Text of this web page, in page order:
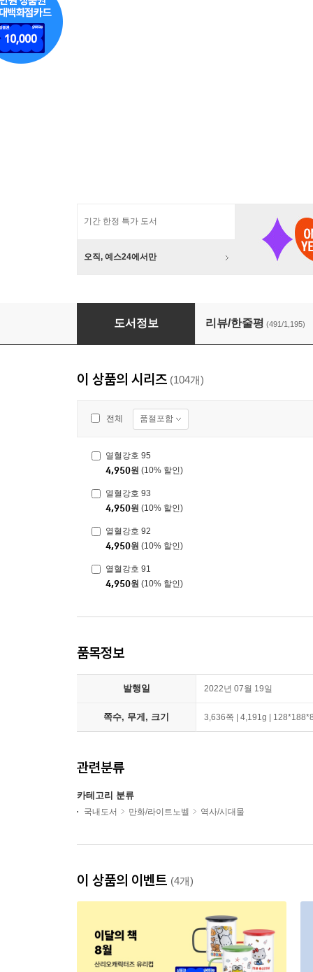
기간 한정 특가 도서
오직, 예스24에서만
열혈강호 41~60권 세트
도서정보 리뷰/한줄평 (491/1,195)
이 상품의 시리즈 (104개)
전체 품절포함
열혈강호 95
4,950원 (10% 할인)
열혈강호 93
4,950원 (10% 할인)
열혈강호 92
4,950원 (10% 할인)
열혈강호 91
4,950원 (10% 할인)
품목정보
발행일 2022년 07월 19일
쪽수, 무게, 크기 3,636쪽 | 4,191g |
관련분류
카테고리 분류
국내도서 만화/라이트노벨 역사/시대물
이 상품의 이벤트 (4개)